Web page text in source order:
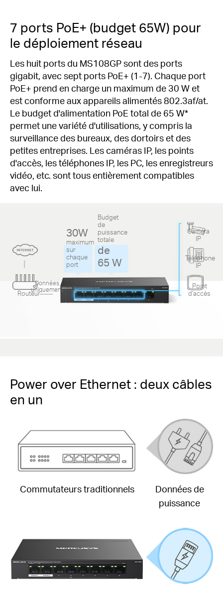
7 ports PoE+ (budget 65W) pour
le déploiement réseau
Les huit ports du MS108GP sont des ports
gigabit, avec sept ports PoE+ (1-7). Chaque port
PoE+ prend en charge un maximum de 30 W et
est conforme aux appareils alimentés 802.3af/at.
Le budget d'alimentation PoE total de 65 W*
permet une variété d'utilisations, y compris la
surveillance des bureaux, des dortoirs et des
petites entreprises. Les caméras IP, les points
d'accès, les téléphones IP, les PC, les enregistreurs
vidéo, etc. sont tous entièrement compatibles
avec lui.
Routeur
Données
uniquement
30W
maximum
sur
chaque
port
Budget
de
puissance
totale
de
65 W
Caméra
IP
Téléphone
IP
Point
d'accès
Power over Ethernet : deux câbles
en un
Commutateurs traditionnels
Données de
puissance